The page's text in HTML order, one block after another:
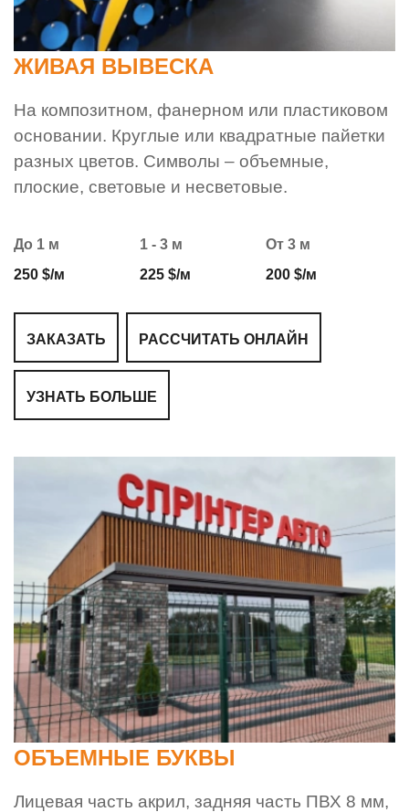
ЖИВАЯ ВЫВЕСКА
На композитном, фанерном или пластиковом
основании. Круглые или квадратные пайетки
разных цветов. Символы – объемные,
плоские, световые и несветовые.
До 1 м
250 $/м
1 - 3 м
225 $/м
От 3 м
200 $/м
ЗАКАЗАТЬ РАССЧИТАТЬ ОНЛАЙН
УЗНАТЬ БОЛЬШЕ
ОБЪЕМНЫЕ БУКВЫ
Лицевая часть акрил, задняя часть ПВХ 8 мм,